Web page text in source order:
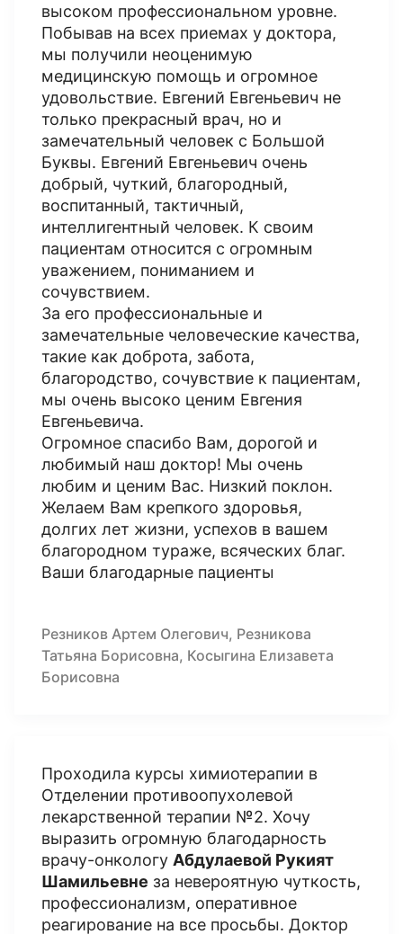
высоком профессиональном уровне.
Побывав на всех приемах у доктора,
мы получили неоценимую
медицинскую помощь и огромное
удовольствие. Евгений Евгеньевич не
только прекрасный врач, но и
замечательный человек с Большой
Буквы. Евгений Евгеньевич очень
добрый, чуткий, благородный,
воспитанный, тактичный,
интеллигентный человек. К своим
пациентам относится с огромным
уважением, пониманием и
сочувствием.
За его профессиональные и
замечательные человеческие качества,
такие как доброта, забота,
благородство, сочувствие к пациентам,
мы очень высоко ценим Евгения
Евгеньевича.
Огромное спасибо Вам, дорогой и
любимый наш доктор! Мы очень
любим и ценим Вас. Низкий поклон.
Желаем Вам крепкого здоровья,
долгих лет жизни, успехов в вашем
благородном тураже, всяческих благ.
Ваши благодарные пациенты
Резников Артем Олегович, Резникова
Татьяна Борисовна, Косыгина Елизавета
Борисовна
Проходила курсы химиотерапии в
Отделении противоопухолевой
лекарственной терапии №2. Хочу
выразить огромную благодарность
врачу-онкологу Абдулаевой Рукият
Шамильевне за невероятную чуткость,
профессионализм, оперативное
реагирование на все просьбы. Доктор